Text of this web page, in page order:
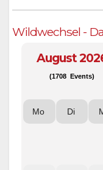
Wildwechsel -
August
(1708 Events)
Mo Di